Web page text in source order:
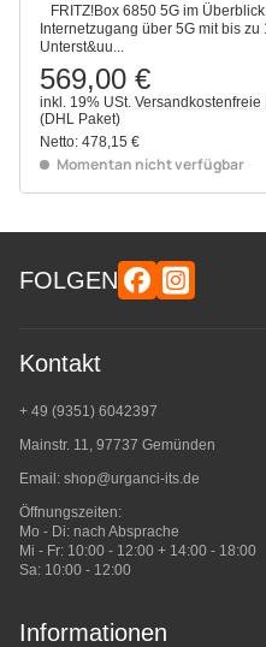
FRITZ!Box 6850 5G im
Internetzugang über 5G mit bis zu
Unterst&uu...
569,00 €
inkl. 19% USt. Versandkostenfreie
(DHL Paket)
Netto: 478,15 €
Momentan nicht verfügbar
FOLGEN
Kontakt
+ 49 (9351) 6042397
Mainstr. 11, 97737 Gemünden
Email: shop@urganci-its.de
Öffnungszeiten:
Mo - Di: nach Absprache
Mi - Fr: 10:00 - 12:00 + 14:00 - 18:00
Sa: 10:00 - 12:00
Informationen